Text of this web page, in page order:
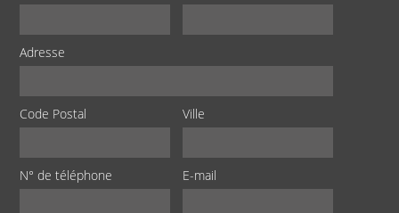
Adresse
Code Postal Ville
N° de téléphone E-mail